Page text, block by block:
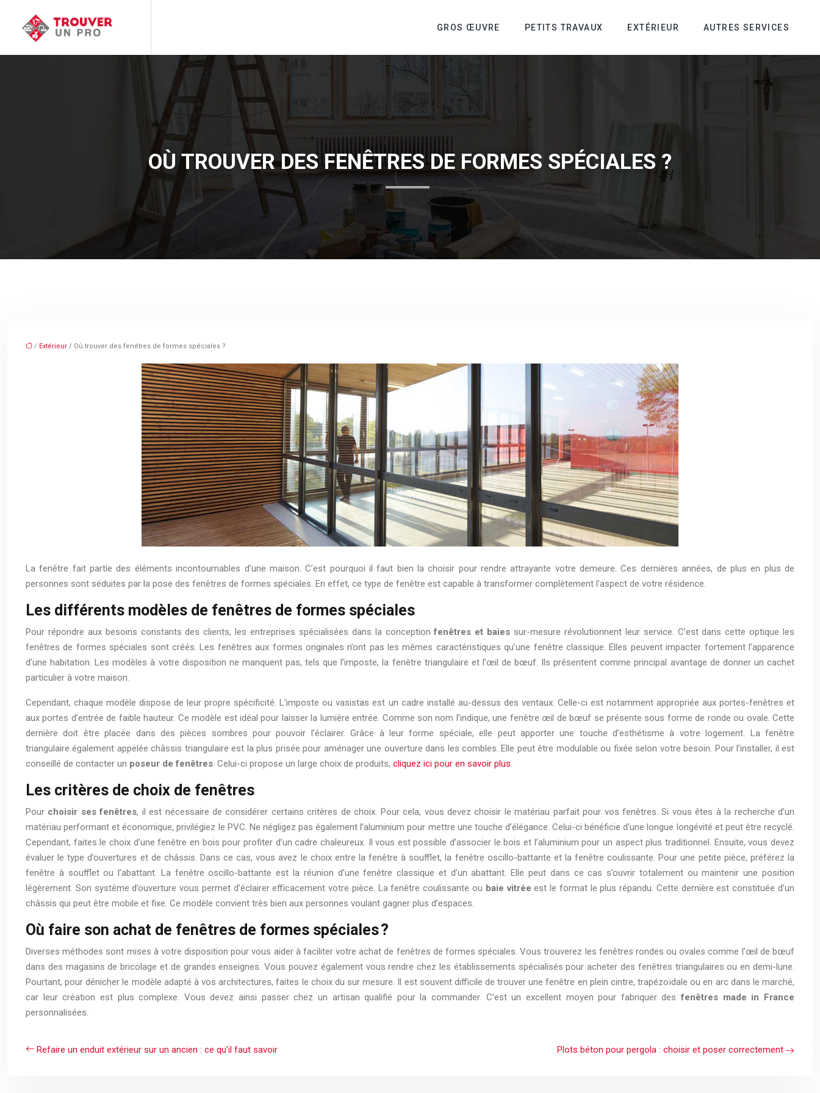
GROS ŒUVRE PETITS TRAVAUX EXTÉRIEUR AUTRES SERVICES
OÙ TROUVER DES FENÊTRES DE FORMES SPÉCIALES ?
/ Extérieur / Où trouver des fenêtres de formes spéciales ?
La fenêtre fait partie des éléments incontournables d’une maison. C’est pourquoi il faut bien la choisir pour rendre attrayante votre demeure. Ces dernières années, de plus en plus de
personnes sont séduites par la pose des fenêtres de formes spéciales. En effet, ce type de fenêtre est capable à transformer complètement l’aspect de votre résidence.
Les différents modèles de fenêtres de formes spéciales
Pour répondre aux besoins constants des clients, les entreprises spécialisées dans la conceptionfenêtres et baies sur-mesure révolutionnent leur service. C’est dans cette optique les
fenêtres de formes spéciales sont créés. Les fenêtres aux formes originales n’ont pas les mêmes caractéristiques qu’une fenêtre classique. Elles peuvent impacter fortement l’apparence
d’une habitation. Les modèles à votre disposition ne manquent pas, tels que l’imposte, la fenêtre triangulaire et l’œil de bœuf. Ils présentent comme principal avantage de donner un cachet
particulier à votre maison.
Cependant, chaque modèle dispose de leur propre spécificité. L’imposte ou vasistas est un cadre installé au-dessus des ventaux. Celle-ci est notamment appropriée aux portes-fenêtres et
aux portes d’entrée de faible hauteur. Ce modèle est idéal pour laisser la lumière entrée. Comme son nom l’indique, une fenêtre œil de bœuf se présente sous forme de ronde ou ovale. Cette
dernière doit être placée dans des pièces sombres pour pouvoir l’éclairer. Grâce à leur forme spéciale, elle peut apporter une touche d’esthétisme à votre logement. La fenêtre
triangulaire également appelée châssis triangulaire est la plus prisée pour aménager une ouverture dans les combles. Elle peut être modulable ou fixée selon votre besoin. Pour l’installer, il est
conseillé de contacter un poseur de fenêtres . Celui-ci propose un large choix de produits, cliquez ici pour en savoir plus
Les critères de choix de fenêtres
Pour choisir ses fenêtres, il est nécessaire de considérer certains critères de choix. Pour cela, vous devez choisir le matériau parfait pour vos fenêtres. Si vous êtes à la recherche d’un
matériau performant et économique, privilégiez le PVC. Ne négligez pas également l’aluminium pour mettre une touche d’élégance. Celui-ci bénéficie d’une longue longévité et peut être recyclé.
Cependant, faites le choix d’une fenêtre en bois pour profiter d’un cadre chaleureux. Il vous est possible d’associer le bois et l’aluminium pour un aspect plus traditionnel. Ensuite, vous devez
évaluer le type d’ouvertures et de châssis. Dans ce cas, vous avez le choix entre la fenêtre à soufflet, la fenêtre oscillo-battante et la fenêtre coulissante. Pour une petite pièce, préférez la
fenêtre à soufflet ou l’abattant. La fenêtre oscillo-battante est la réunion d’une fenêtre classique et d’un abattant. Elle peut dans ce cas s’ouvrir totalement ou maintenir une position
légèrement. Son système d’ouverture vous permet d’éclairer efficacement votre pièce. La fenêtre coulissante ou baie vitréeest le format le plus répandu. Cette dernière est constituée d’un
châssis qui peut être mobile et fixe. Ce modèle convient très bien aux personnes voulant gagner plus d’espaces.
Où faire son achat de fenêtres de formes spéciales ?
Diverses méthodes sont mises à votre disposition pour vous aider à faciliter votre achat de fenêtres de formes spéciales. Vous trouverez les fenêtres rondes ou ovales comme l’œil de bœuf
dans des magasins de bricolage et de grandes enseignes. Vous pouvez également vous rendre chez les établissements spécialisés pour acheter des fenêtres triangulaires ou en demi-lune.
Pourtant, pour dénicher le modèle adapté à vos architectures, faites le choix du sur mesure. Il est souvent difficile de trouver une fenêtre en plein cintre, trapézoïdale ou en arc dans le marché,
car leur création est plus complexe. Vous devez ainsi passer chez un artisan qualifié pour la commander. C’est un excellent moyen pour fabriquer desfenêtres made in France
personnalisées.
Refaire un enduit extérieur sur un ancien : ce qu’il faut savoir Plots béton pour pergola : choisir et poser correctement